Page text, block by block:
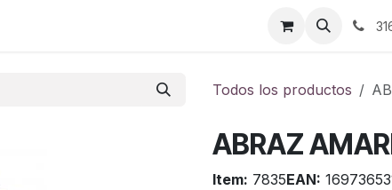
Todos los productos
ABRAZ
Item: 7835EAN: